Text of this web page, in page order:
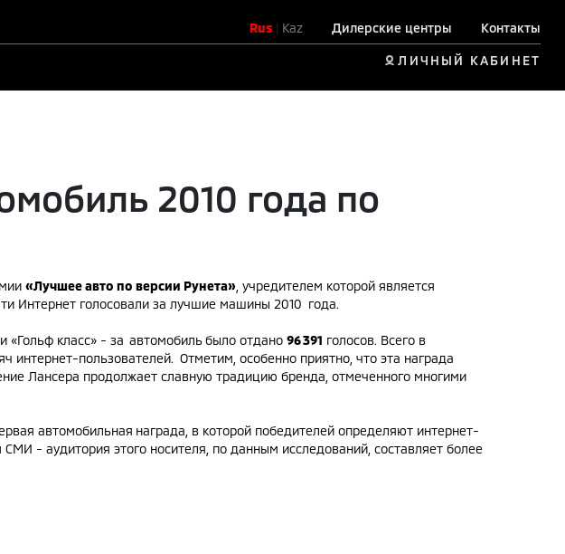
Rus| Kaz Дилерские центры Контакты
ЛИЧНЫЙ КАБИНЕТ
2010 года по
«Лучшее авто по версии Рунета» , учредителем которой является
Интернет голосовали за лучшие машины 2010 года.
«Гольф класс» - за автомобиль было отдано 96 391 голосов. Всего в
интернет-пользователей. Отметим, особенно приятно, что эта награда
Лансера продолжает славную традицию бренда, отмеченного многими
автомобильная награда, в которой победителей определяют интернет-
- аудитория этого носителя, по данным исследований, составляет более